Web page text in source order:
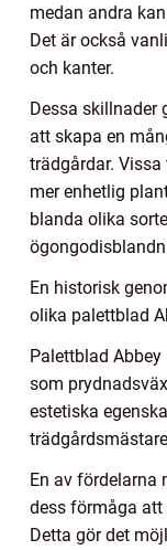
medan andra
Det är också
och kanter.
Dessa skillnader
att skapa en
trädgårdar.
mer enhetlig
blanda olika
En historisk
olika palettblad
Palettblad
som
estetiska
En av fördelarna
dess förmåga
Detta gör det